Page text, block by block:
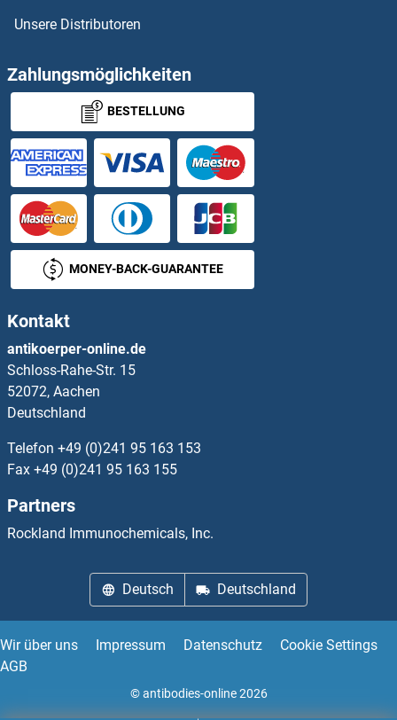
OR11H1 ELISA Kits
OR11H12 ELISA Kits
OR11H2 ELISA Kits
OR11H4 ELISA Kits
OR11H6 ELISA Kits
OR11L1 ELISA Kits
OR12D2 ELISA Kits
OR12D3 ELISA Kits
OR13A1 ELISA Kits
OR13C2 ELISA Kits
OR13C3 ELISA Kits
OR13C4 ELISA Kits
OR13C8 ELISA Kits
Unsere Distributoren
Zahlungsmöglichkeiten
BESTELLUNG
MONEY-BACK-GUARANTEE
Kontakt
antikoerper-online.de
Schloss-Rahe-Str. 15
52072, Aachen
Deutschland
Telefon +49 (0)241 95 163 153
Fax +49 (0)241 95 163 155
Partners
Rockland Immunochemicals, Inc.
Deutsch Deutschland
Wir über uns Impressum Datenschutz
Cookie Settings
AGB
© antibodies-online 2026